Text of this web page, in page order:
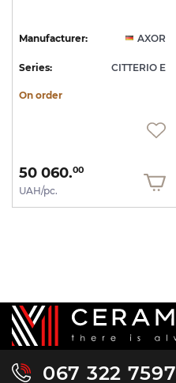
Manufacturer: AXOR
Series: CITTERIO E
On order
50 060.00
UAH/pc.
067 322 7597